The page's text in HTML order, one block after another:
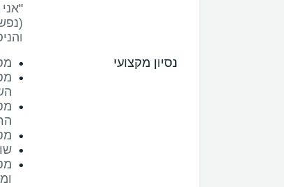
נסיון מקצועי